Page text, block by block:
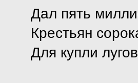
Дал пять
Крестьян
Для купли